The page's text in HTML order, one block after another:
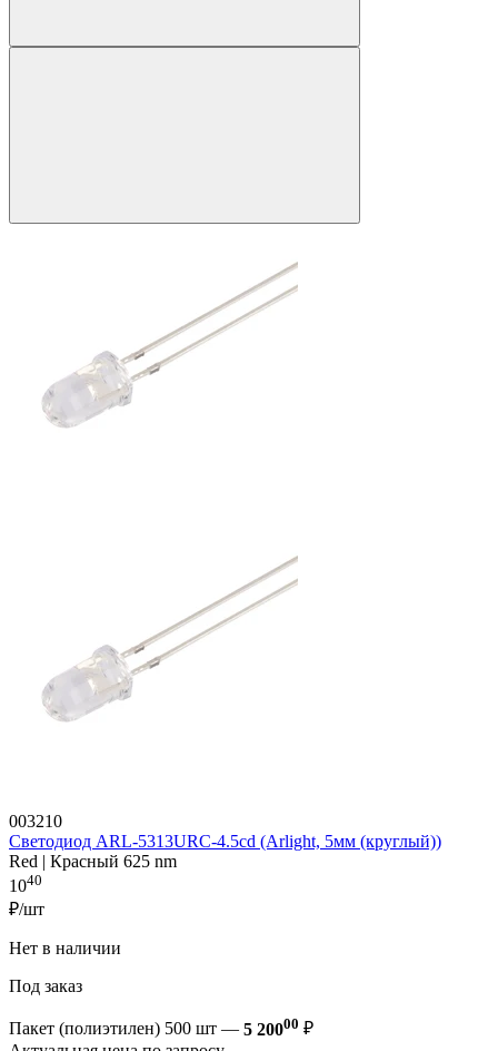
003210
Светодиод ARL-5313URC-4.5cd (Arlight, 5мм (круглый))
Red | Красный 625 nm
1040
₽/шт
Нет в наличии
Под заказ
Пакет (полиэтилен) 500 шт — 5 20000 ₽